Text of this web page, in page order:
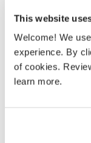
This website
Welcome! We
experience. By
of cookies.
learn more.